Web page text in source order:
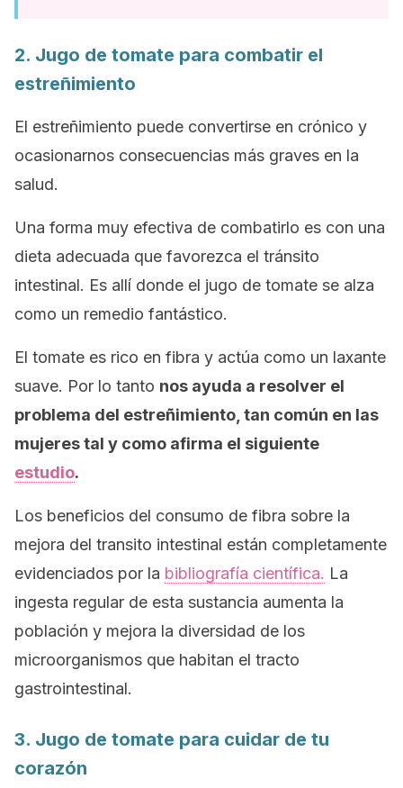
2. Jugo de tomate para combatir el
estreñimiento
El estreñimiento puede convertirse en crónico y
ocasionarnos consecuencias más graves en la
salud.
Una forma muy efectiva de combatirlo es con una
dieta adecuada que favorezca el tránsito
intestinal. Es allí donde el jugo de tomate se alza
como un remedio fantástico.
El tomate es rico en fibra y actúa como un laxante
suave. Por lo tanto nos ayuda a resolver el
problema del estreñimiento, tan común en las
mujeres tal y como afirma el siguiente
estudio.
Los beneficios del consumo de fibra sobre la
mejora del transito intestinal están completamente
evidenciados por la bibliografía científica. La
ingesta regular de esta sustancia aumenta la
población y mejora la diversidad de los
microorganismos que habitan el tracto
gastrointestinal.
3. Jugo de tomate para cuidar de tu
corazón